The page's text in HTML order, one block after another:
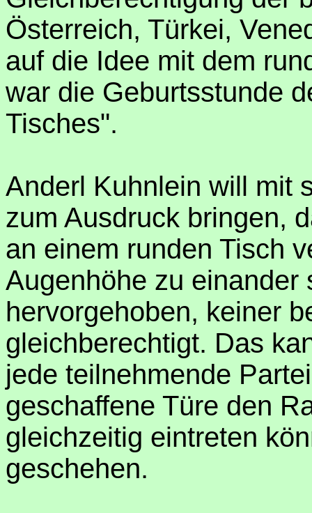
Österreich, Türkei,
auf die Idee mit dem
war die Geburtsstunde
Tisches".
Anderl Kuhnlein will mit
zum Ausdruck bringen,
an einem runden Tisch
Augenhöhe zu einander
hervorgehoben, keiner
gleichberechtigt. Das
jede teilnehmende
geschaffene Türe den
gleichzeitig eintreten
geschehen.